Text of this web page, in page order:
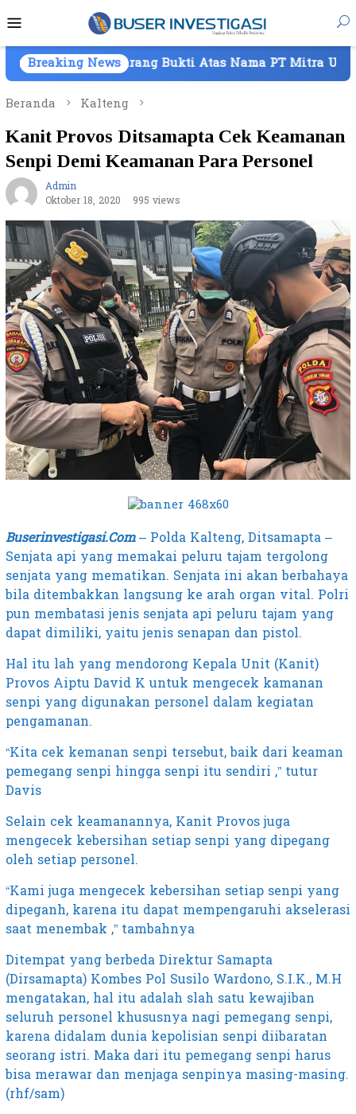
ke
kontenMobile
Breaking News
Bukti Atas Nama PT Mitra Usaha Properti
Beranda
Kalteng
Kanit Provos Ditsamapta Cek Keamanan
Senpi Demi Keamanan Para Personel
Admin
Oktober 18, 2020
995 views
Buserinvestigasi.Com– Polda Kalteng, Ditsamapta –
Senjata api yang memakai peluru tajam tergolong
senjata yang mematikan. Senjata ini akan berbahaya
bila ditembakkan langsung ke arah organ vital. Polri
pun membatasi jenis senjata api peluru tajam yang
dapat dimiliki, yaitu jenis senapan dan pistol.
Hal itu lah yang mendorong Kepala Unit (Kanit)
Provos Aiptu David K untuk mengecek kamanan
senpi yang digunakan personel dalam kegiatan
pengamanan.
“Kita cek kemanan senpi tersebut, baik dari keaman
pemegang senpi hingga senpi itu sendiri ,” tutur
Davis
Selain cek keamanannya, Kanit Provos juga
mengecek kebersihan setiap senpi yang dipegang
oleh setiap personel.
“Kami juga mengecek kebersihan setiap senpi yang
dipeganh, karena itu dapat mempengaruhi akselerasi
saat menembak ,” tambahnya
Ditempat yang berbeda Direktur Samapta
(Dirsamapta) Kombes Pol Susilo Wardono, S.I.K., M.H
mengatakan, hal itu adalah slah satu kewajiban
seluruh personel khususnya nagi pemegang senpi,
karena didalam dunia kepolisian senpi diibaratan
seorang istri. Maka dari itu pemegang senpi harus
bisa merawar dan menjaga senpinya masing-masing.
(rhf/sam)